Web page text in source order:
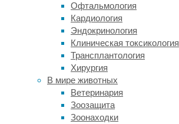
Офтальмология
Кардиология
Эндокринология
Клиническая токсикология
Трансплантология
Хирургия
В мире животных
Ветеринария
Зоозащита
Зоонаходки
Wisconsin
Madison),
профессора
диетологии,
и
исследовательскую
группу